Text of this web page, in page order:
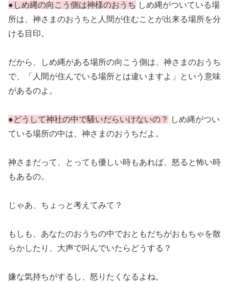
●しめ縄の向こう側は神様のおうち しめ縄がついている場
所は、神さまのおうちと人間が住むことが出来る場所を分
ける目印。
だから、しめ縄がある場所の向こう側は、神さまのおうち
で、「人間が住んでいる場所とは違いますよ」という意味
があるのよ。
●どうして神社の中で騒いだらいけないの？
しめ縄がつい
ている場所の中は、神さまのおうちだよ。
神さまだって、とっても優しい時もあれば、怒ると怖い時
もあるの。
じゃあ、ちょっと考えてみて？
もしも、あなたのおうちの中でおともだちがおもちゃを散
らかしたり、大声で叫んでいたらどうする？
嫌な気持ちがするし、怒りたくなるよね。